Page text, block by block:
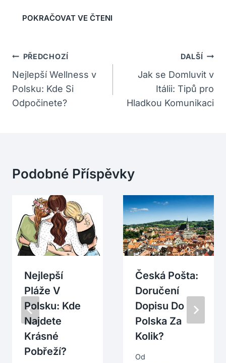
Navigace
Pro
Příspěvek
PŘEDCHOZÍ
Nejlepší Wellness v
Polsku: Kde Si
Odpočinete?
DALŠÍ
Jak se Domluvit v
Itálii: Tipů pro
Hladkou Komunikaci
Podobné Příspěvky
Nejlepší
Pláže V
Polsku: Kde
Najdete
Krásné
Pobřeží?
Česká Pošta:
Doručení
Dopisu Do
Polska Za
Kolik?
Od